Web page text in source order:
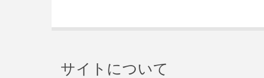
サイトについて